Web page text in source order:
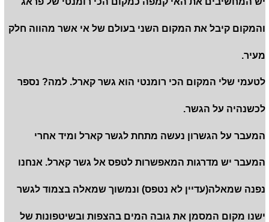
והמקום קיבל את המקום השני בעולם של אי אשר מהווה חלק
מעיר.
לטעמי שלי המקום הכי רומנטי הוא גשר קארל. למה? נספר
לכשנהיה על הגשר.
המעבר על הגשרון נעשה מתחת לגשר קארל ומיד אחרי
המעבר יש מדרגות המאפשרות לטפס אל גשר קארל. אנחנו
נפנה שמאלה(עדיין לא נטפס) ונמשוך שמאלה בצמוד לגשר
ישנו מקום המסמן את גובה המים בהצפות ובשיטפונות של